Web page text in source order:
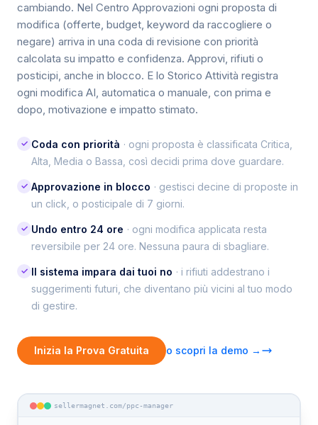
cambiando. Nel Centro Approvazioni ogni proposta di
modifica (offerte, budget, keyword da raccogliere o
negare) arriva in una coda di revisione con priorità
calcolata su impatto e confidenza. Approvi, rifiuti o
posticipi, anche in blocco. E lo Storico Attività registra
ogni modifica AI, automatica o manuale, con prima e
dopo, motivazione e impatto stimato.
✓ Coda con priorità · ogni proposta è classificata Critica,
Alta, Media o Bassa, così decidi prima dove guardare.
✓ Approvazione in blocco · gestisci decine di proposte in
un click, o posticipale di 7 giorni.
✓ Undo entro 24 ore · ogni modifica applicata resta
reversibile per 24 ore. Nessuna paura di sbagliare.
✓ Il sistema impara dai tuoi no · i rifiuti addestrano i
suggerimenti futuri, che diventano più vicini al tuo modo
di gestire.
Inizia la Prova Gratuita o scopri la demo →
sellermagnet.com/ppc-manager